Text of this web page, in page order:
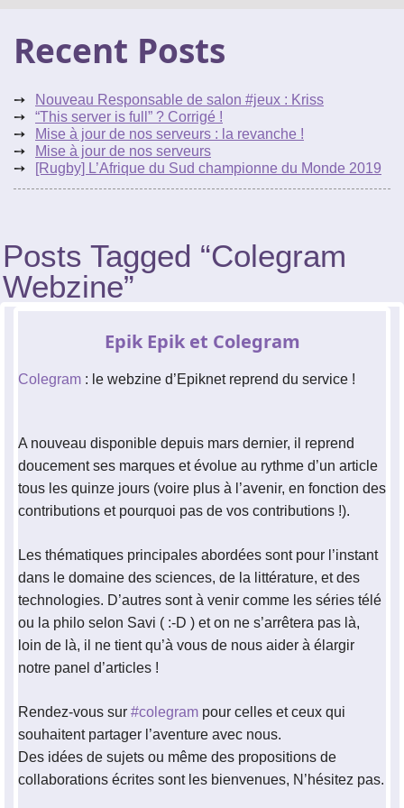
Organisation
Recent Posts
Nouveau Responsable de salon #jeux : Kriss
“This server is full” ? Corrigé !
Mise à jour de nos serveurs : la revanche !
Mise à jour de nos serveurs
[Rugby] L’Afrique du Sud championne du Monde 2019
Posts Tagged “Colegram
Webzine”
Epik Epik et Colegram
Colegram : le webzine d’Epiknet reprend du service !
A nouveau disponible depuis mars dernier, il reprend
doucement ses marques et évolue au rythme d’un article
tous les quinze jours (voire plus à l’avenir, en fonction des
contributions et pourquoi pas de vos contributions !).
Les thématiques principales abordées sont pour l’instant
dans le domaine des sciences, de la littérature, et des
technologies. D’autres sont à venir comme les séries télé
ou la philo selon Savi ( :-D ) et on ne s’arrêtera pas là,
loin de là, il ne tient qu’à vous de nous aider à élargir
notre panel d’articles !
Rendez-vous sur #colegram pour celles et ceux qui
souhaitent partager l’aventure avec nous.
Des idées de sujets ou même des propositions de
collaborations écrites sont les bienvenues, N’hésitez pas.